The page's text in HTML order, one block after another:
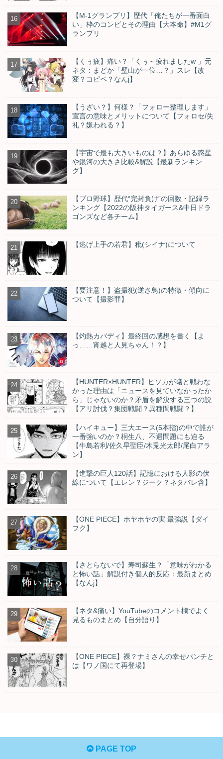
【M-1グランプリ】歴代「俺たちが一番面白
い」枠のコンビとその理由【大本命】#M1グ
ランプリ
【くぅ疲】痛い？「くぅ～疲れましたw 」元
ネタ：まどか「壁山が一位…？」スレ【改
変？コピペ？なんj】
【うざい？】何様？「フォロー整理します」
宣言の意味とメリットについて【フォロセ/失
礼？嫌われる？】
【宇宙で最も大きいものは？】あらゆる惑星
や銀河の大きさ比較&解説【最新ランキン
グ】
【プロ野球】歴代“完封負け”の回数・記録ラ
ンキング【2022の阪神タイガース&中日ドラ
ゴンズなど各チーム】
【逃げ上手の若君】秕(シイナ)について
【要注意！】盗撮犯(逆さ鳥)の特徴・傾向に
ついて【撮影罪】
【灼熱カバディ】最終回の感想を書く【よ
っ……宵越と人見ちゃん！？】
【HUNTER×HUNTER】ヒソカが蟻と戦わな
かった理由は「ニュースを見ていなかったか
ら」じゃないのか？矛盾を解決する三つの説
【アリ討伐？集団戦闘？異種間戦闘？】
【ハイキュー】三大エース(5本指)の中で誰が
一番強いのか？桐生八、不遇問題にも迫る
【牛島若利/佐久早聖臣/木兎光太郎/尾白アラ
ン】
【進撃の巨人120話】記憶における人影の伏
線について【エレン？ジーク？ネタバレ含】
【ONE PIECE】ホヤホヤの実 最強説【ダイ
フク】
【さとらないで】寿司蘇生？「意味がわかる
と怖い話」解説付き個人的反応：最新まとめ
【なんj】
【ネタ&痛い】YouTubeのコメント欄でよく
見るものまとめ【自分語り】
【ONE PIECE】裸？ナミさんの幸せパンチと
は【ワノ国にて再登場】
PAGE TOP